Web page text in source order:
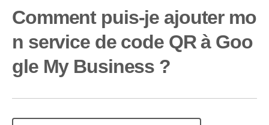
Comment puis-je ajouter mo
n service de code QR à Goo
gle My Business ?